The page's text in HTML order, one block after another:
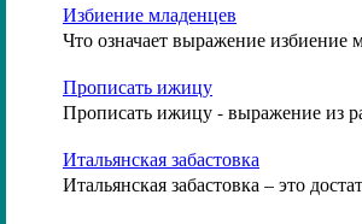
Избиение младенцев
Что означает выражениеизбиение
Прописать ижицу
Прописать ижицу- выражение из
Итальянская забастовка
Итальянская забастовка – это